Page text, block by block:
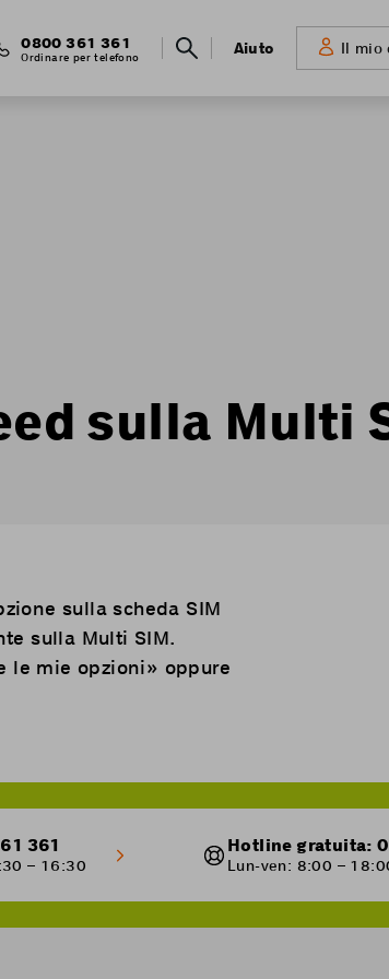
0800 361 361
Ordinare per telefono
navigation
Aiuto Il mio
sulla Multi
sulla scheda SIM
sulla Multi SIM.
le mie opzioni» oppure
361
– 16:30
Hotline gratuita:
Lun-ven: 8:00 –